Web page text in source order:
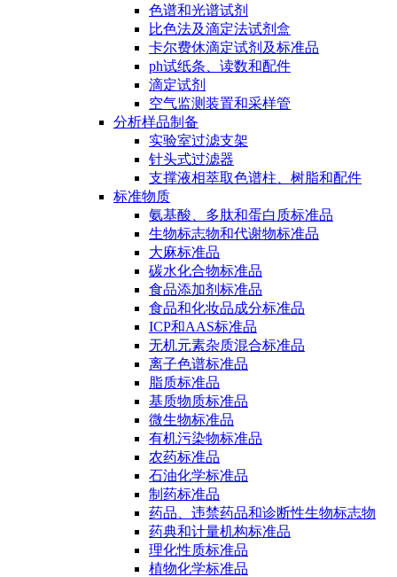
色谱和光谱试剂
比色法及滴定法试剂盒
卡尔费休滴定试剂及标准品
ph试纸条、读数和配件
滴定试剂
空气监测装置和采样管
分析样品制备
实验室过滤支架
针头式过滤器
支撑液相萃取色谱柱、树脂和配件
标准物质
氨基酸、多肽和蛋白质标准品
生物标志物和代谢物标准品
大麻标准品
碳水化合物标准品
食品添加剂标准品
食品和化妆品成分标准品
ICP和AAS标准品
无机元素杂质混合标准品
离子色谱标准品
脂质标准品
基质物质标准品
微生物标准品
有机污染物标准品
农药标准品
石油化学标准品
制药标准品
药品、违禁药品和诊断性生物标志物
药典和计量机构标准品
理化性质标准品
植物化学标准品